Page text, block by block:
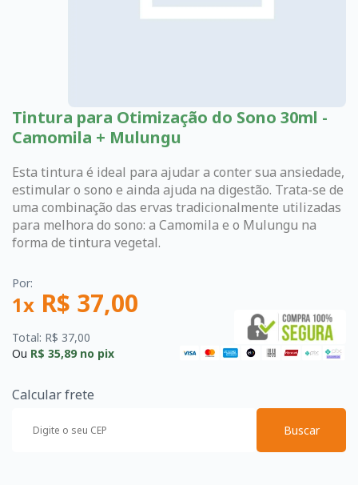
Tintura para Otimização do Sono 30ml -
Camomila + Mulungu
Esta tintura é ideal para ajudar a conter sua ansiedade,
estimular o sono e ainda ajuda na digestão. Trata-se de
uma combinação das ervas tradicionalmente utilizadas
para melhora do sono: a Camomila e o Mulungu na
forma de tintura vegetal.
Por:
1x R$ 37,00
Total: R$ 37,00
Ou R$ 35,89no pix
Calcular frete
Buscar